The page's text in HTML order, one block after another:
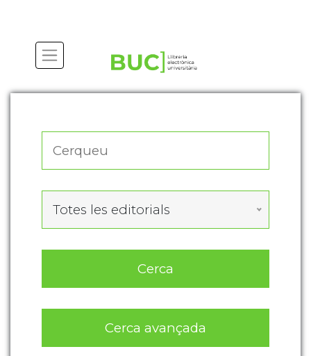
Totes les editorials
Cerca
Cerca avançada